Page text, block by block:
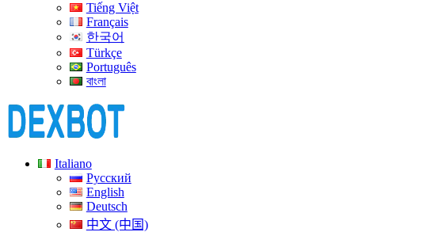
Tiếng Việt
Français
한국어
Türkçe
Português
বাংলা
Italiano
Русский
English
Deutsch
中文 (中国)